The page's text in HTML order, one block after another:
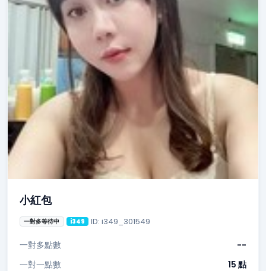
小紅包
一對多等待中 i349 ID: i349_301549
一對多點數
--
一對一點數
15 點